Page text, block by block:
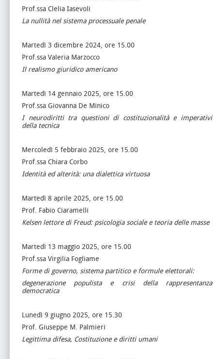
Prof.ssa Clelia Iasevoli
La nullità nel sistema processuale penale
Martedì 3 dicembre 2024, ore 15.00
Prof.ssa Valeria Marzocco
Il realismo giuridico americano
Martedì 14 gennaio 2025, ore 15.00
Prof.ssa Giovanna De Minico
I neurodiritti tra questioni di costituzionalità e imperativi
della tecnica
Mercoledì 5 febbraio 2025, ore 15.00
Prof.ssa Chiara Corbo
Identità ed alterità: una dialettica virtuosa
Martedì 8 aprile 2025, ore 15.00
Prof. Fabio Ciaramelli
Kelsen lettore di Freud: psicologia sociale e teoria delle masse
Martedì 13 maggio 2025, ore 15.00
Prof.ssa Virgilia Fogliame
Forme di governo, sistema partitico e formule elettorali:
degenerazione populista e crisi della rappresentanza
democratica
Lunedì 9 giugno 2025, ore 15.30
Prof. Giuseppe M. Palmieri
Legittima difesa, Costituzione e diritti umani